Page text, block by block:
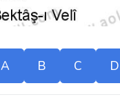
A B C D